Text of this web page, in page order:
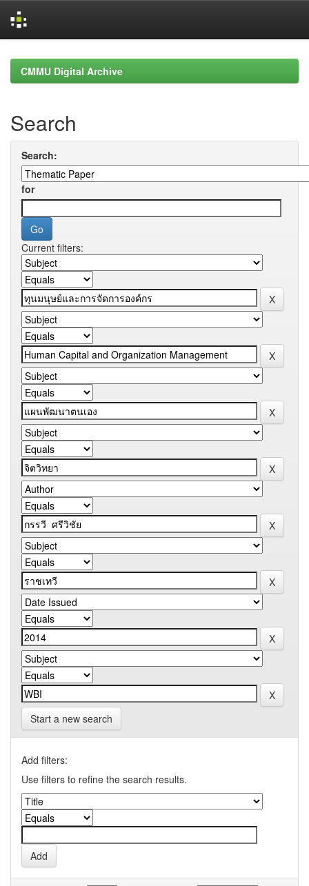
navigationCMMU Digital Archive
Search
Search:
for
Current filters:
Start a new search
Add filters:
Use filters to refine the search results.